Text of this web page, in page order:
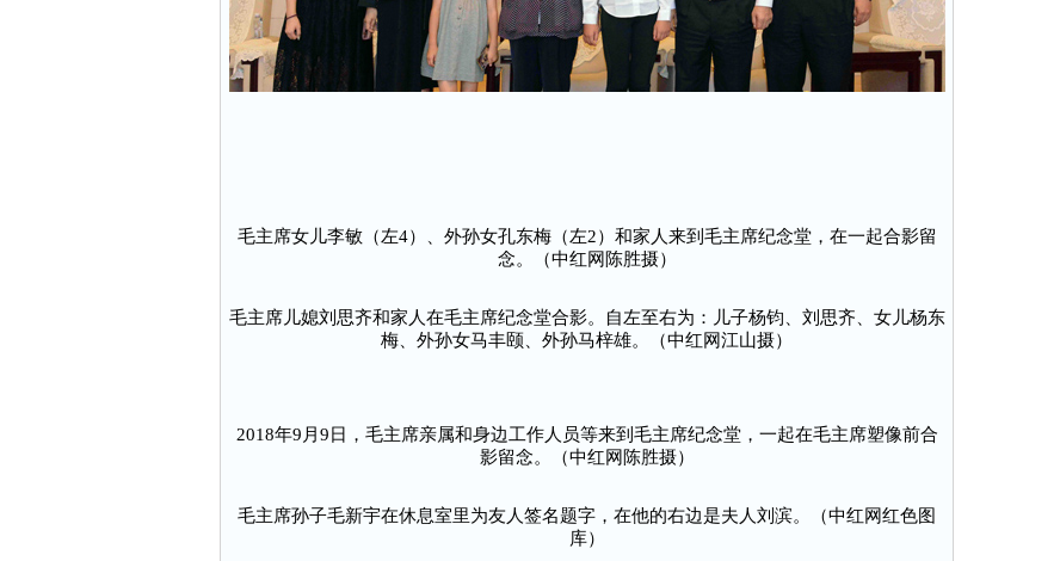
毛主席女儿李敏（左4）、外孙女孔东梅（左2）和家人来到毛主席纪念堂，在一起合影留
念。（中红网陈胜摄）
毛主席儿媳刘思齐和家人在毛主席纪念堂合影。自左至右为：儿子杨钧、刘思齐、女儿杨东
梅、外孙女马丰颐、外孙马梓雄。（中红网江山摄）
2018年9月9日，毛主席亲属和身边工作人员等来到毛主席纪念堂，一起在毛主席塑像前合
影留念。（中红网陈胜摄）
毛主席孙子毛新宇在休息室里为友人签名题字，在他的右边是夫人刘滨。（中红网红色图
库）